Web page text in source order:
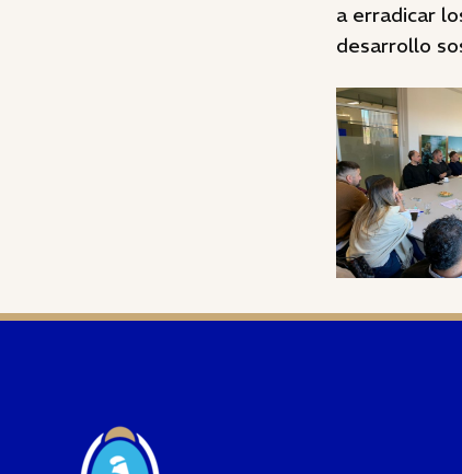
a erradicar
desarrollo